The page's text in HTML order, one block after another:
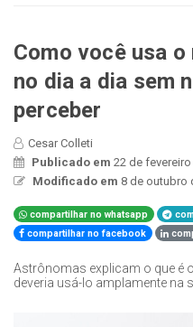
Como você usa
no dia a dia sem
perceber
Cesar Colleti
Publicado em 22 de
Modificado em 8 de outubro
compartilhar no whatsapp
compartilhar no facebook
Astrônomas explicam o que é
deveria usá-lo amplamente na